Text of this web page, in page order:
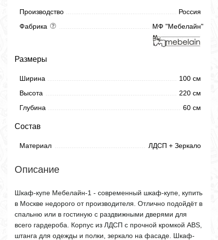
Производство
Россия
Фабрика
МФ "Мебелайн"
Размеры
Ширина
100 см
Высота
220 см
Глубина
60 см
Состав
Материал ЛДСП + Зеркало
Описание
Шкаф-купе Мебелайн-1 - современный шкаф-купе, купить
в Москве недорого от производителя. Отлично подойдёт в
спальню или в гостиную с раздвижными дверями для
всего гардероба. Корпус из ЛДСП с прочной кромкой ABS,
штанга для одежды и полки, зеркало на фасаде. Шкаф-